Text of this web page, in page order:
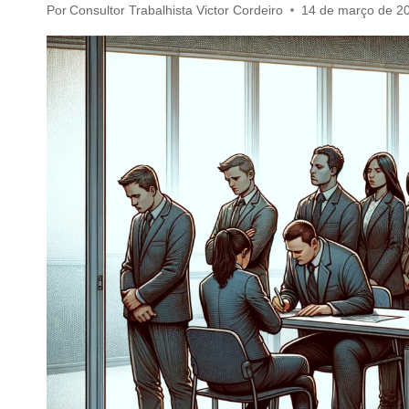
Por Consultor Trabalhista Victor Cordeiro 14 de março de